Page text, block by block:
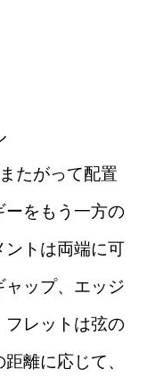
たがって配置
ーをもう一方の
トは両端に可
ップ、エッジ
レットは弦の
離に応じて、